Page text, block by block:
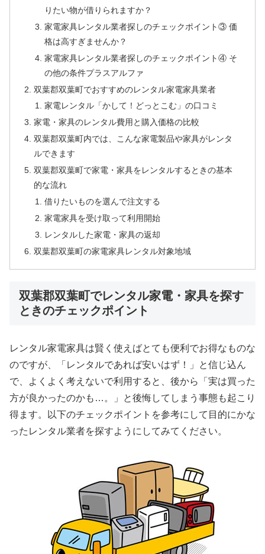
りたい物が借りられますか？
家電家具レンタル業者探しのチェックポイント③ 価
格は高すぎませんか？
家電家具レンタル業者探しのチェックポイント④ そ
の他の条件プラスアルファ
双葉郡双葉町でおすすめのレンタル家電家具業者
家電レンタル「かして！どっとこむ」の口コミ
家電・家具のレンタル費用と購入価格の比較
双葉郡双葉町内では、こんな家電製品や家具がレンタ
ルできます
双葉郡双葉町で家電・家具をレンタルするときの基本
的な流れ
借りたいものを選んで注文する
家電家具を受け取って利用開始
レンタルした家電・家具の返却
双葉郡双葉町の家電家具レンタル対象地域
双葉郡双葉町でレンタル家電・家具を探す
ときのチェックポイント
レンタル家電家具は賢く使えばとても便利でお得なものな
のですが、「レンタルであれば安いはず！」と信じ込ん
で、よくよく考えないで利用すると、後から「実は買った
方が良かったのかも…。」と後悔してしまう事態も起こり
得ます。以下のチェックポイントを参考にして目的にかな
ったレンタル業者を探すようにしてみてください。